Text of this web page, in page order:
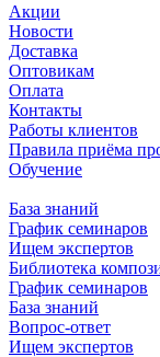
Акции
Новости
Доставка
Оптовикам
Оплата
Контакты
Работы клиентов
Правила приёма
Обучение
База знаний
График семинаров
Ищем экспертов
Библиотека
График семинаров
База знаний
Вопрос-ответ
Ищем экспертов